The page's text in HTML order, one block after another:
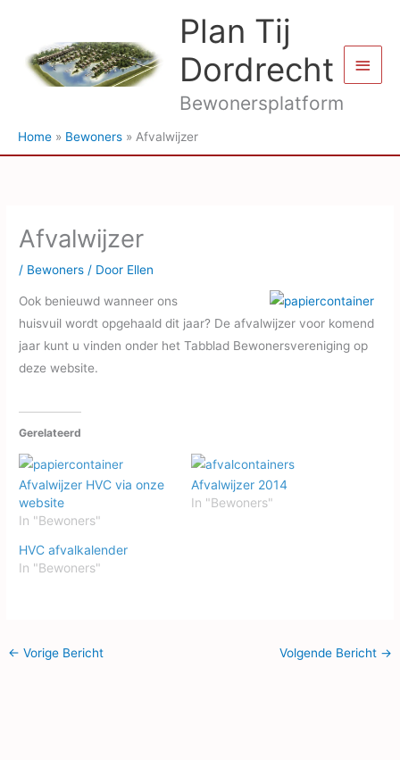
inhoud
Plan Tij
Dordrecht
Bewonersplatform
Home Bewoners Afvalwijzer
Afvalwijzer
/ Bewoners / Door Ellen
Ook benieuwd wanneer ons
huisvuil wordt opgehaald dit jaar? De afvalwijzer voor komend
jaar kunt u vinden onder het Tabblad Bewonersvereniging op
deze website.
Gerelateerd
Afvalwijzer HVC via onze
website
In "Bewoners"
Afvalwijzer 2014
In "Bewoners"
HVC afvalkalender
In "Bewoners"
← Vorige Bericht Volgende Bericht →